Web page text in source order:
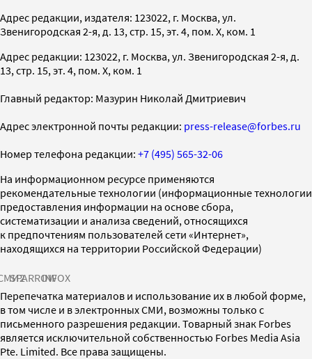
Адрес редакции, издателя: 123022, г. Москва, ул.
Звенигородская 2-я, д. 13, стр. 15, эт. 4, пом. X, ком. 1
Адрес редакции: 123022, г. Москва, ул. Звенигородская 2-я, д.
13, стр. 15, эт. 4, пом. X, ком. 1
Главный редактор: Мазурин Николай Дмитриевич
Адрес электронной почты редакции: press-release@forbes.ru
Номер телефона редакции: +7 (495) 565-32-06
На информационном ресурсе применяются
рекомендательные технологии (информационные технологии
предоставления информации на основе сбора,
систематизации и анализа сведений, относящихся
к предпочтениям пользователей сети «Интернет»,
находящихся на территории Российской Федерации)
SPARROWINFOX
Перепечатка материалов и использование их в любой форме,
в том числе и в электронных СМИ, возможны только с
письменного разрешения редакции. Товарный знак Forbes
является исключительной собственностью Forbes Media Asia
Pte. Limited. Все права защищены.